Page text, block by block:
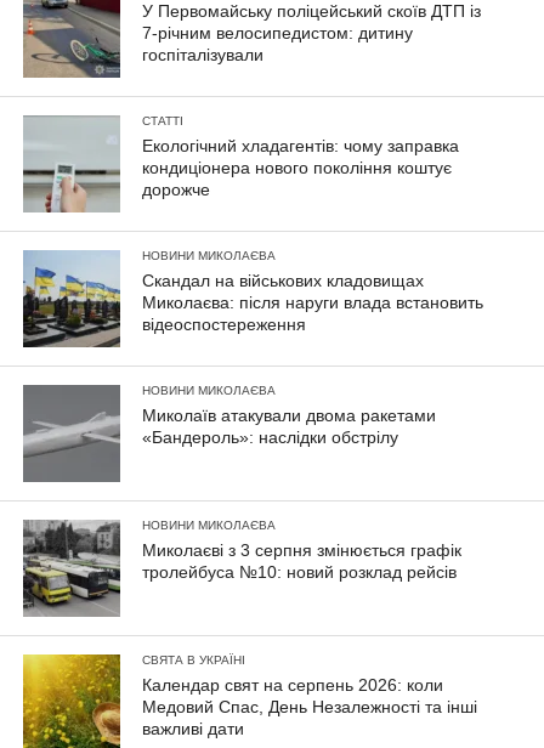
У Первомайську поліцейський скоїв ДТП із
7-річним велосипедистом: дитину
госпіталізували
СТАТТІ
Екологічний хладагентів: чому заправка
кондиціонера нового покоління коштує
дорожче
НОВИНИ МИКОЛАЄВА
Скандал на військових кладовищах
Миколаєва: після наруги влада встановить
відеоспостереження
НОВИНИ МИКОЛАЄВА
Миколаїв атакували двома ракетами
«Бандероль»: наслідки обстрілу
НОВИНИ МИКОЛАЄВА
Миколаєві з 3 серпня змінюється графік
тролейбуса №10: новий розклад рейсів
СВЯТА В УКРАЇНІ
Календар свят на серпень 2026: коли
Медовий Спас, День Незалежності та інші
важливі дати